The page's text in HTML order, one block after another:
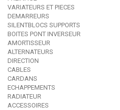
VARIATEURS ET PIECES
DEMARREURS
SILENTBLOCS SUPPORTS
BOITES PONT INVERSEUR
AMORTISSEUR
ALTERNATEURS
DIRECTION
CABLES
CARDANS
ECHAPPEMENTS
RADIATEUR
ACCESSOIRES